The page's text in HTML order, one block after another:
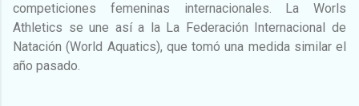
competiciones femeninas internacionales. La Worls
Athletics se une así a la La Federación Internacional de
Natación (World Aquatics), que tomó una medida similar el
año pasado.